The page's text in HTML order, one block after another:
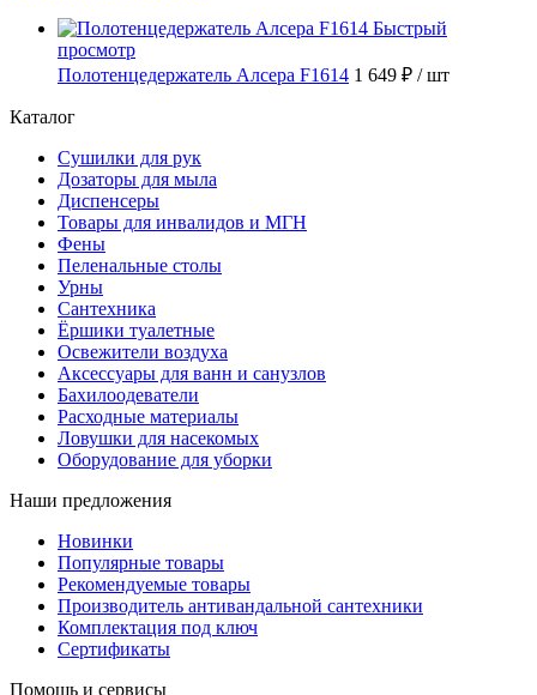
Быстрый
просмотр
Полотенцедержатель Алсера F1614 1 649 ₽ / шт
Каталог
Сушилки для рук
Дозаторы для мыла
Диспенсеры
Товары для инвалидов и МГН
Фены
Пеленальные столы
Урны
Сантехника
Ёршики туалетные
Освежители воздуха
Аксессуары для ванн и санузлов
Бахилоодеватели
Расходные материалы
Ловушки для насекомых
Оборудование для уборки
Наши предложения
Новинки
Популярные товары
Рекомендуемые товары
Производитель антивандальной сантехники
Комплектация под ключ
Сертификаты
Помощь и сервисы